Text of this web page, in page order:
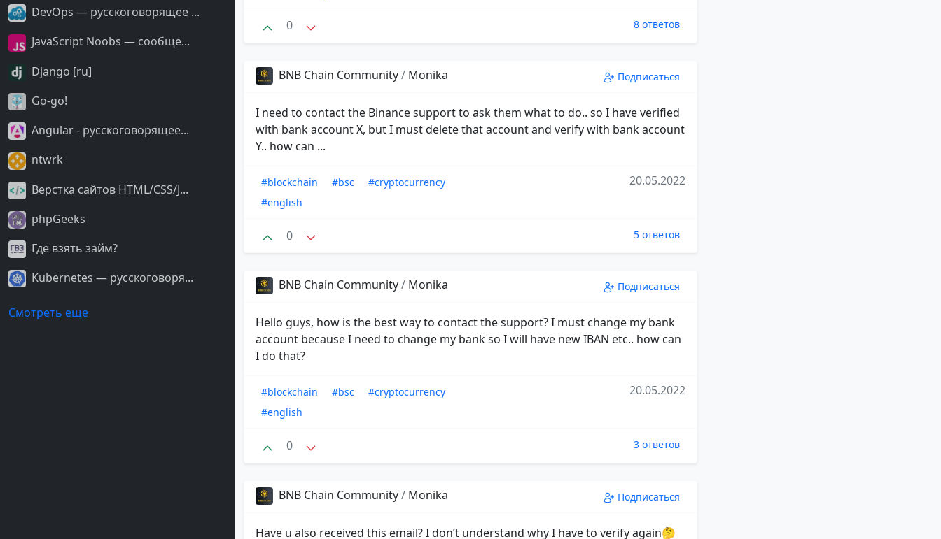
DevOps — русскоговорящее ...
JavaScript Noobs — сообще...
Django [ru]
Go-go!
Angular - русскоговорящее...
ntwrk
Верстка сайтов HTML/CSS/J...
phpGeeks
Где взять займ?
Kubernetes — русскоговоря...
Смотреть еще
0 8 ответов
BNB Chain Community/ Monika Подписаться
I need to contact the Binance support to ask them what to do.. so I have verified
with bank account X, but I must delete that account and verify with bank account
Y.. how can ...
#blockchain #bsc
#cryptocurrency
#english
20.05.2022
0 5 ответов
BNB Chain Community/ Monika Подписаться
Hello guys, how is the best way to contact the support? I must change my bank
account because I need to change my bank so I will have new IBAN etc.. how can
I do that?
#blockchain #bsc
#cryptocurrency
#english
20.05.2022
0 3 ответов
BNB Chain Community/ Monika Подписаться
Have u also received this email? I don’t understand why I have to verify again🤔